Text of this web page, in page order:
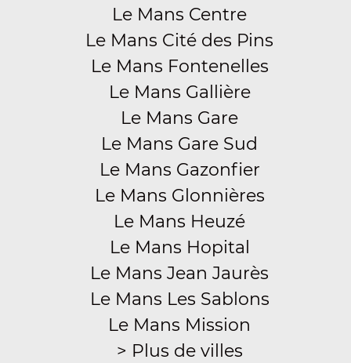
Le Mans Centre
Le Mans Cité des Pins
Le Mans Fontenelles
Le Mans Gallière
Le Mans Gare
Le Mans Gare Sud
Le Mans Gazonfier
Le Mans Glonnières
Le Mans Heuzé
Le Mans Hopital
Le Mans Jean Jaurès
Le Mans Les Sablons
Le Mans Mission
> Plus de villes